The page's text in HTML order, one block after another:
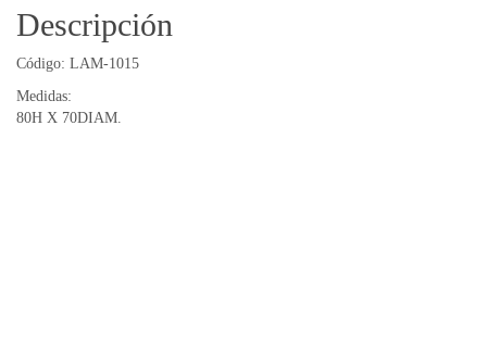
Descripción
Código: LAM-1015
Medidas:
80H X 70DIAM.